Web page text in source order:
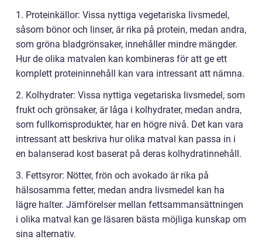
1. Proteinkällor: Vissa nyttiga vegetariska livsmedel,
såsom bönor och linser, är rika på protein, medan andra,
som gröna bladgrönsaker, innehåller mindre mängder.
Hur de olika matvalen kan kombineras för att ge ett
komplett proteininnehåll kan vara intressant att nämna.
2. Kolhydrater: Vissa nyttiga vegetariska livsmedel, som
frukt och grönsaker, är låga i kolhydrater, medan andra,
som fullkornsprodukter, har en högre nivå. Det kan vara
intressant att beskriva hur olika matval kan passa in i
en balanserad kost baserat på deras kolhydratinnehåll.
3. Fettsyror: Nötter, frön och avokado är rika på
hälsosamma fetter, medan andra livsmedel kan ha
lägre halter. Jämförelser mellan fettsammansättningen
i olika matval kan ge läsaren bästa möjliga kunskap om
sina alternativ.